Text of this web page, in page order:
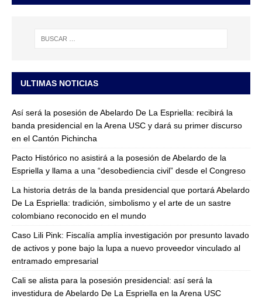
ULTIMAS NOTICIAS
Así será la posesión de Abelardo De La Espriella: recibirá la
banda presidencial en la Arena USC y dará su primer discurso
en el Cantón Pichincha
Pacto Histórico no asistirá a la posesión de Abelardo de la
Espriella y llama a una “desobediencia civil” desde el Congreso
La historia detrás de la banda presidencial que portará Abelardo
De La Espriella: tradición, simbolismo y el arte de un sastre
colombiano reconocido en el mundo
Caso Lili Pink: Fiscalía amplía investigación por presunto lavado
de activos y pone bajo la lupa a nuevo proveedor vinculado al
entramado empresarial
Cali se alista para la posesión presidencial: así será la
investidura de Abelardo De La Espriella en la Arena USC